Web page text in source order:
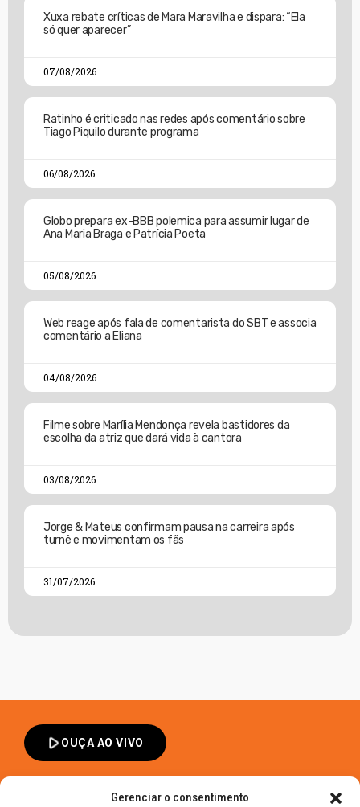
Gerenciar o consentimento
Xuxa rebate críticas de Mara Maravilha e dispara: “Ela
só quer aparecer”
07/08/2026
Ratinho é criticado nas redes após comentário sobre
Tiago Piquilo durante programa
06/08/2026
Globo prepara ex-BBB polemica para assumir lugar de
Ana Maria Braga e Patrícia Poeta
05/08/2026
Web reage após fala de comentarista do SBT e associa
comentário a Eliana
04/08/2026
Filme sobre Marília Mendonça revela bastidores da
escolha da atriz que dará vida à cantora
03/08/2026
Jorge & Mateus confirmam pausa na carreira após
turnê e movimentam os fãs
31/07/2026
play_arrowOUÇA AO VIVO